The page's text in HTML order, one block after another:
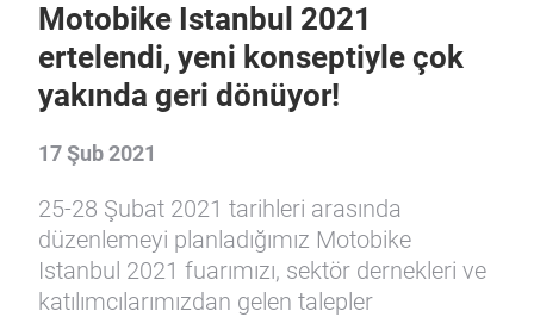
Motobike Istanbul 2021
ertelendi, yeni konseptiyle çok
yakında geri dönüyor!
17 Şub 2021
25-28 Şubat 2021 tarihleri arasında
düzenlemeyi planladığımız Motobike
Istanbul 2021 fuarımızı, sektör dernekleri ve
katılımcılarımızdan gelen talepler